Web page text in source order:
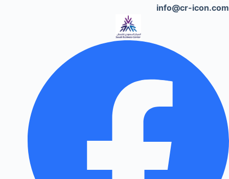
info@cr-icon.com